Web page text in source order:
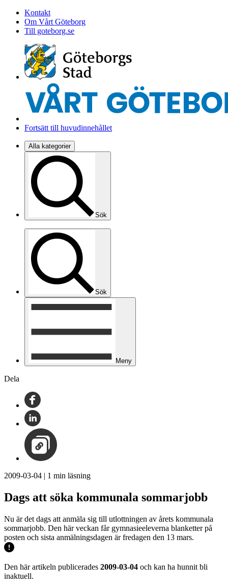
Kontakt
Om Vårt Göteborg
Till goteborg.se
Fortsätt till huvudinnehållet
Alla kategorier
Sök
Sök
Meny
Dela
2009-03-04 | 1 min läsning
Dags att söka kommunala sommarjobb
Nu är det dags att anmäla sig till utlottningen av årets kommunala
sommarjobb. Den här veckan får gymnasieeleverna blanketter på
posten och sista anmälningsdagen är fredagen den 13 mars.
Den här artikeln publicerades 2009-03-04 och kan ha hunnit bli
inaktuell.